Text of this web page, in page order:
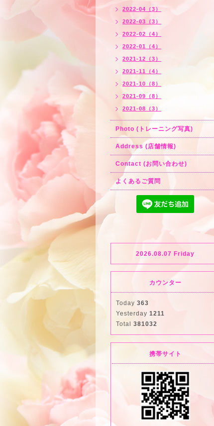
2022-04（3）
2022-03（3）
2022-02（4）
2022-01（4）
2021-12（3）
2021-11（4）
2021-10（8）
2021-09（8）
2021-08（3）
Photo (トレーニング写真)
Address (店舗情報)
Contact (お問い合わせ)
よくあるご質問
2026.08.07 Friday
カウンター
Today 363
Yesterday 1211
Total 381032
携帯サイト